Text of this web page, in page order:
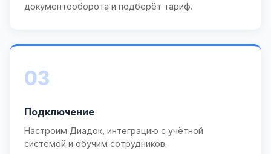
документооборота и подберёт тариф.
03
Подключение
Настроим Диадок, интеграцию с учётной
системой и обучим сотрудников.